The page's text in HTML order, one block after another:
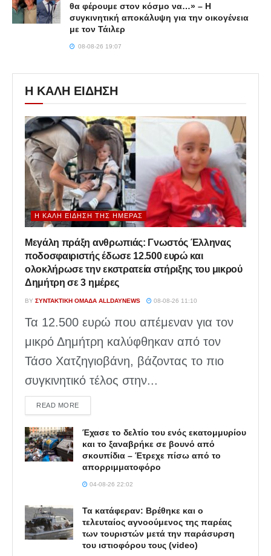
θα φέρουμε στον κόσμο να…» – Η
συγκινητική αποκάλυψη για την οικογένεια
με τον Τάιλερ
08-08-26 19:07
Η ΚΑΛΗ ΕΙΔΗΣΗ
Η ΚΑΛΉ ΕΊΔΗΣΗ ΤΗΣ ΗΜΈΡΑΣ
Μεγάλη πράξη ανθρωπιάς: Γνωστός Έλληνας
ποδοσφαιριστής έδωσε 12.500 ευρώ και
ολοκλήρωσε την εκστρατεία στήριξης του μικρού
Δημήτρη σε 3 ημέρες
BY ΣΥΝΤΑΚΤΙΚΉ ΟΜΆΔΑ ALLDAYNEWS 08-08-26 11:10
Τα 12.500 ευρώ που απέμεναν για τον
μικρό Δημήτρη καλύφθηκαν από τον
Τάσο Χατζηγιοβάνη, βάζοντας το πιο
συγκινητικό τέλος στην...
READ MOREDETAILS
Έχασε το δελτίο του ενός εκατομμυρίου
και το ξαναβρήκε σε βουνό από
σκουπίδια – Έτρεχε πίσω από το
απορριμματοφόρο
04-08-26 22:02
Τα κατάφεραν: Βρέθηκε και ο
τελευταίος αγνοούμενος της παρέας
των τουριστών μετά την παράσυρση
του ιστιοφόρου τους (video)